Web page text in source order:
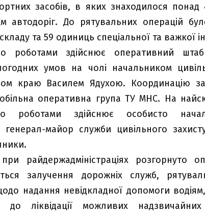
засобів, в яких знаходилося понад
автодоріг. До рятувальних операцій
та 59 одиниць спеціальної та важкої
роботами здійснює оперативний штаб
умов на чолі начальником
краю Василем Ядухою. Координацію
оперативна група ТУ МНС. На
роботами здійснює особисто
генерал-майор служби цивільного
райдержадміністраціях розгорнуто
залучення дорожніх служб,
надання невідкладної допомоги
ліквідації можливих